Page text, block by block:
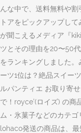
んな中で、送料無料や
トアをピックアップし
が聞こえるメディア『
ツとその理由を20〜50
をランキングしました
ーツ1位は？絶品スイー
ルパンティエ お取り寄
で！royce’(ロイズ) の商
ム・氷菓子などのカテゴ
lohaco発送の商品は、